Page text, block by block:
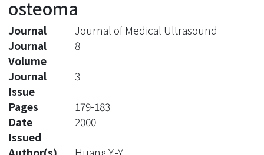
osteoma
Journal
Journal of Medical Ultrasound
Journal
Volume
8
Journal
Issue
3
Pages
179-183
Date
Issued
2000